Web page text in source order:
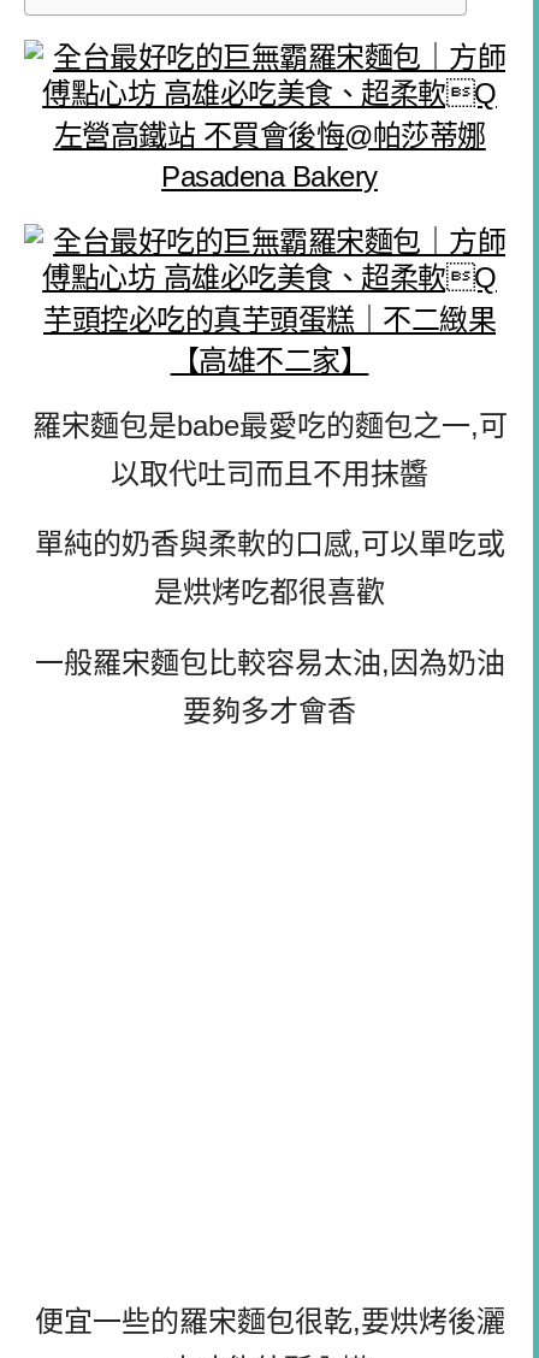
左營高鐵站 不買會後悔@帕莎蒂娜
Pasadena Bakery
芋頭控必吃的真芋頭蛋糕｜不二緻果
【高雄不二家】
羅宋麵包是babe最愛吃的麵包之一,可
以取代吐司而且不用抹醬
單純的奶香與柔軟的口感,可以單吃或
是烘烤吃都很喜歡
一般羅宋麵包比較容易太油,因為奶油
要夠多才會香
便宜一些的羅宋麵包很乾,要烘烤後灑